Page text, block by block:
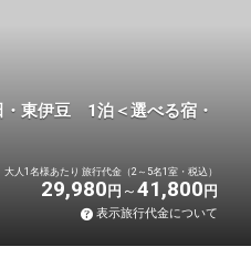
東伊豆 1泊＜選べる宿・
大人1名様あたり 旅行代金（2～5名1室・税込）
29,980 円 41,800 円
表示旅行代金について